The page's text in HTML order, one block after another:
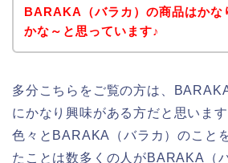
BARAKA（バラカ）の商品はかな
かな～と思っています♪
多分こちらをご覧の方は、
にかなり興味がある方だと思いま
色々とBARAKA（バラカ）のこと
たことは数多くの人がBARAKA（